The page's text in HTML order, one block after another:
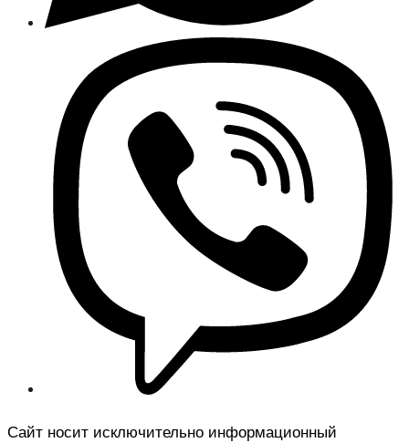
Сайт носит исключительно информационный